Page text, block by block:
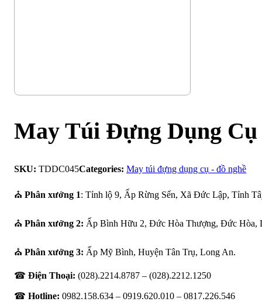
May Túi Đựng Dụng Cụ
SKU: TDDC045Categories: May túi đựng dụng cụ - đồ nghề
⛪ Phân xưởng 1: Tỉnh lộ 9, Ấp Rừng Sến, Xã Đức Lập, Tỉnh
⛪ Phân xưởng 2: Ấp Bình Hữu 2, Đức Hòa Thượng, Đức Hòa,
⛪ Phân xưởng 3: Ấp Mỹ Bình, Huyện Tân Trụ, Long An.
☎ Điện Thoại: (028).2214.8787 – (028).2212.1250
☎ Hotline: 0982.158.634 – 0919.620.010 – 0817.226.546